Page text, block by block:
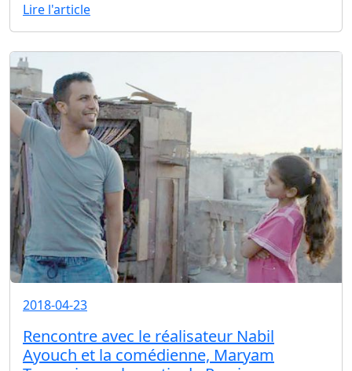
Lire l'article
2018-04-23
Rencontre avec le réalisateur Nabil
Ayouch et la comédienne, Maryam